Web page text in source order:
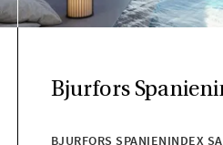
Bjurfors
BJURFORS SPANIENINDEX